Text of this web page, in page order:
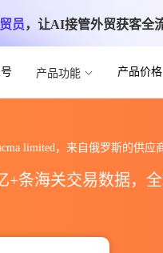
员，让AI接管外贸获客全
产品功能 产品价格
limited，来自俄罗斯的供应
+条海关交易数据，